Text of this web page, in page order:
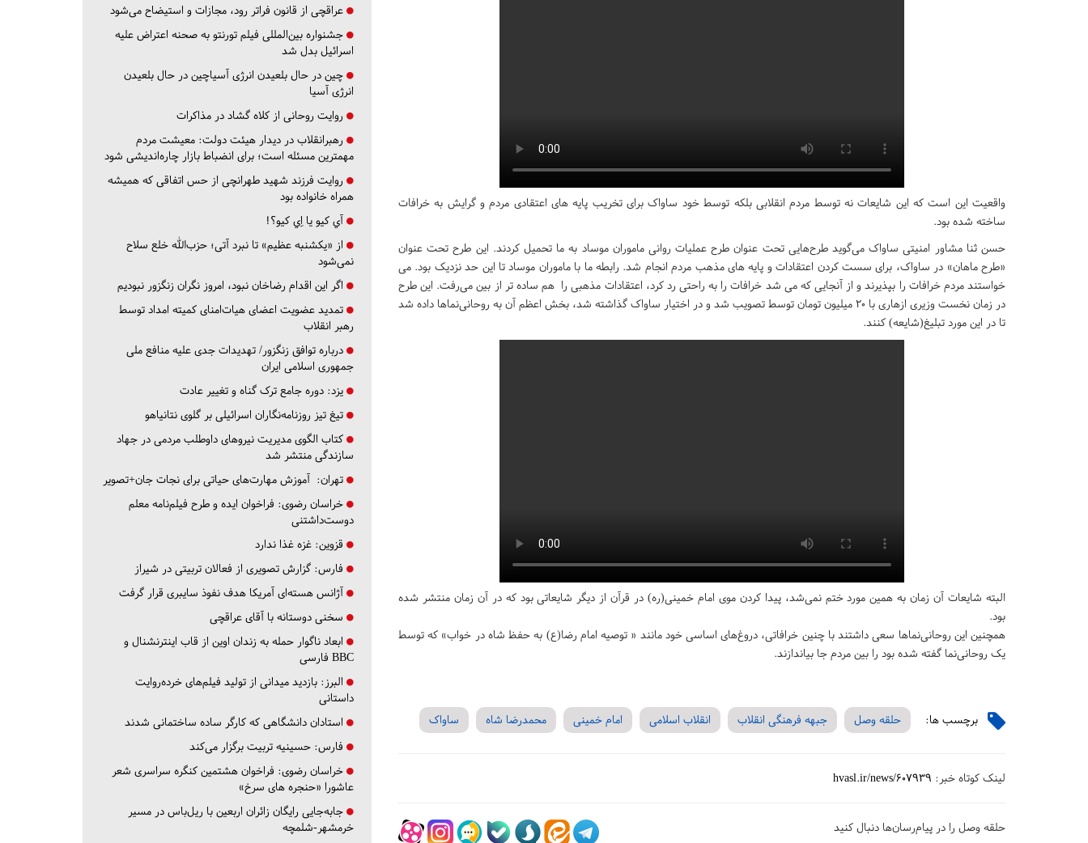
واقعیت این است که این شایعات نه توسط مردم انقلابی بلکه توسط خود ساواک برای تخریب پایه های اعتقادی مردم و گرایش به خرافات
ساخته شده بود.
حسن ثنا مشاور امنیتی ساواک می‌گوید طرح‌هایی تحت عنوان طرح عملیات روانی ماموران موساد به ما تحمیل کردند. این طرح تحت عنوان
«طرح ماهان» در ساواک، برای سست کردن اعتقادات و پایه های مذهب مردم انجام شد. رابطه ما با ماموران موساد تا این حد نزدیک بود. می
خواستند مردم خرافات را بپذیرند و از آنجایی که می شد خرافات را به راحتی رد کرد، اعتقادات مذهبی را هم ساده تر از بین می‌رفت. این طرح
در زمان نخست وزیری ازهاری با ۲۰ میلیون تومان توسط تصویب شد و در اختیار ساواک گذاشته شد، بخش اعظم آن به روحانی‌نماها داده شد
تا در این مورد تبلیغ(شایعه) کنند.
البته شایعات آن زمان به همین مورد ختم نمی‌شد، پیدا کردن موی امام خمینی(ره) در قرآن از دیگر شایعاتی بود که در آن زمان منتشر شده
بود.
همچنین این روحانی‌نماها سعی داشتند با چنین خرافاتی، دروغ‌های اساسی خود مانند « توصیه امام رضا(ع) به حفظ شاه در خواب» که توسط
یک روحانی‌نما گفته شده بود را بین مردم جا بیاندازند.
برچسب ها: حلقه وصل جبهه فرهنگی انقلاب انقلاب اسلامی امام خمینی محمدرضا شاه ساواک
لینک کوتاه خبر: hvasl.ir/news/607939
حلقه وصل را در پیام‌رسان‌ها دنبال کنید
عراقچی از قانون فراتر رود، مجازات و استیضاح می‌شود
جشنواره بین‌المللی فیلم تورنتو به صحنه اعتراض علیه
اسرائیل بدل شد
چین در حال بلعیدن انرژی آسیاچین در حال بلعیدن
انرژی آسیا
روایت روحانی از کلاه گشاد در مذاکرات
رهبرانقلاب در دیدار هیئت دولت: معیشت مردم
مهمترین مسئله است؛ برای انضباط بازار چاره‌اندیشی شود
روایت فرزند شهید طهرانچی از حس اتفاقی که همیشه
همراه خانواده بود
آي كيو يا اِي كيو؟!
از «یکشنبه عظیم» تا نبرد آتی؛ حزب‌الله خلع سلاح
نمی‌شود
اگر این اقدام رضاخان نبود، امروز نگران زنگزور نبودیم
تمدید عضویت اعضای هیات‌امنای کمیته امداد توسط
رهبر انقلاب
درباره توافق زنگزور/ تهدیدات جدی علیه منافع ملی
جمهوری اسلامی ایران
یزد: دوره جامع ترک گناه و تغییر عادت
تیغ تیز روزنامه‌نگاران اسرائیلی بر گلوی نتانیاهو
کتاب الگوی مدیریت نیروهای داوطلب مردمی در جهاد
سازندگی منتشر شد
تهران: آموزش مهارت‌های حیاتی برای نجات جان+تصویر
خراسان رضوی: فراخوان ایده و طرح فیلم‌نامه معلم
دوست‌داشتنی
قزوین: غزه غذا ندارد
فارس: گزارش تصویری از فعالان تربیتی در شیراز
آژانس هسته‌ای آمریکا هدف نفوذ سایبری قرار گرفت
سخنی دوستانه با آقای عراقچی
ابعاد ناگوار حمله به زندان اوین از قاب اینترنشنال و
BBC فارسی
البرز: بازدید میدانی از تولید فیلم‌های خرده‌روایت
داستانی
استادان دانشگاهی که کارگر ساده ساختمانی شدند
فارس: حسینیه تربیت برگزار می‌کند
خراسان رضوی: فراخوان هشتمین کنگره سراسری شعر
عاشورا «حنجره های سرخ»
جابه‌جایی رایگان زائران اربعین با ریل‌باس در مسیر
خرمشهر-شلمچه